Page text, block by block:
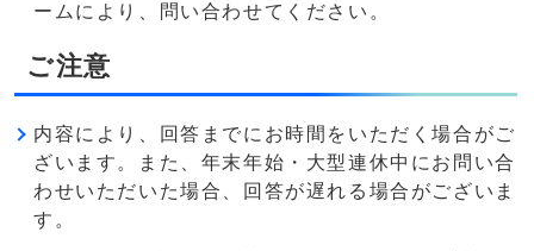
ームにより、問い合わせてください。
ご注意
内容により、回答までにお時間をいただく場合がご
ざいます。また、年末年始・大型連休中にお問い合
わせいただいた場合、回答が遅れる場合がございま
す。